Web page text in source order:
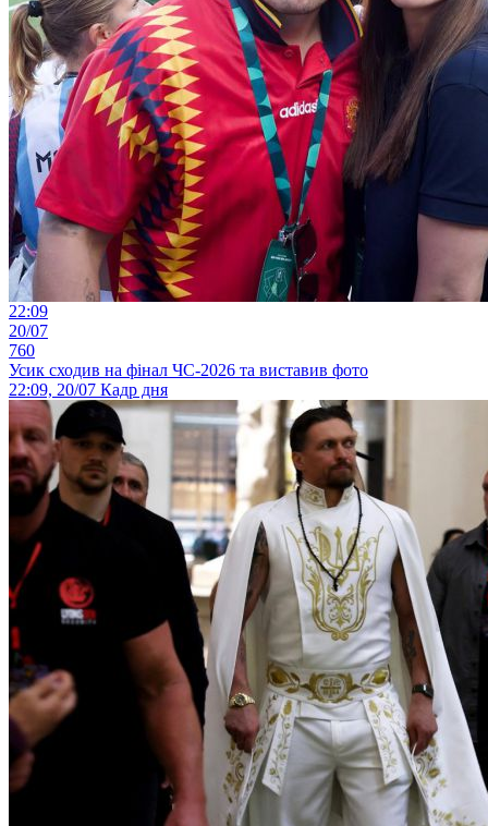
22:09
20/07
760
Усик сходив на фінал ЧС-2026 та виставив фото
22:09, 20/07 Кадр дня